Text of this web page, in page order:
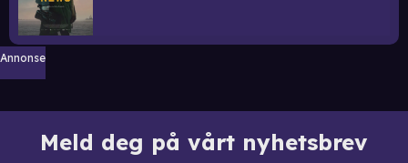
Annonse
Meld deg på vårt nyhetsbrev